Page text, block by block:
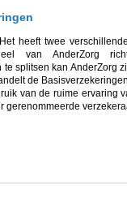
heeft twee
van AnderZorg
splitsen kan AnderZorg
de
van de ruime ervaring
gerenommeerde